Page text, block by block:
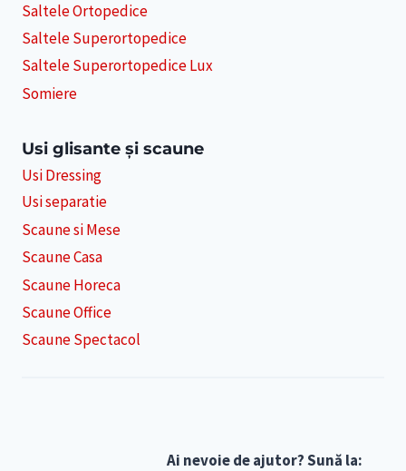
Saltele Ortopedice
Saltele Superortopedice
Saltele Superortopedice Lux
Somiere
Usi glisante și scaune
Usi Dressing
Usi separatie
Scaune si Mese
Scaune Casa
Scaune Horeca
Scaune Office
Scaune Spectacol
Ai nevoie de ajutor? Sună la: